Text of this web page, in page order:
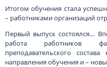
Итогом обучения стала
– работниками организаций
Первый выпуск состоялся…
работа работников
преподавательского
направления обучения и –